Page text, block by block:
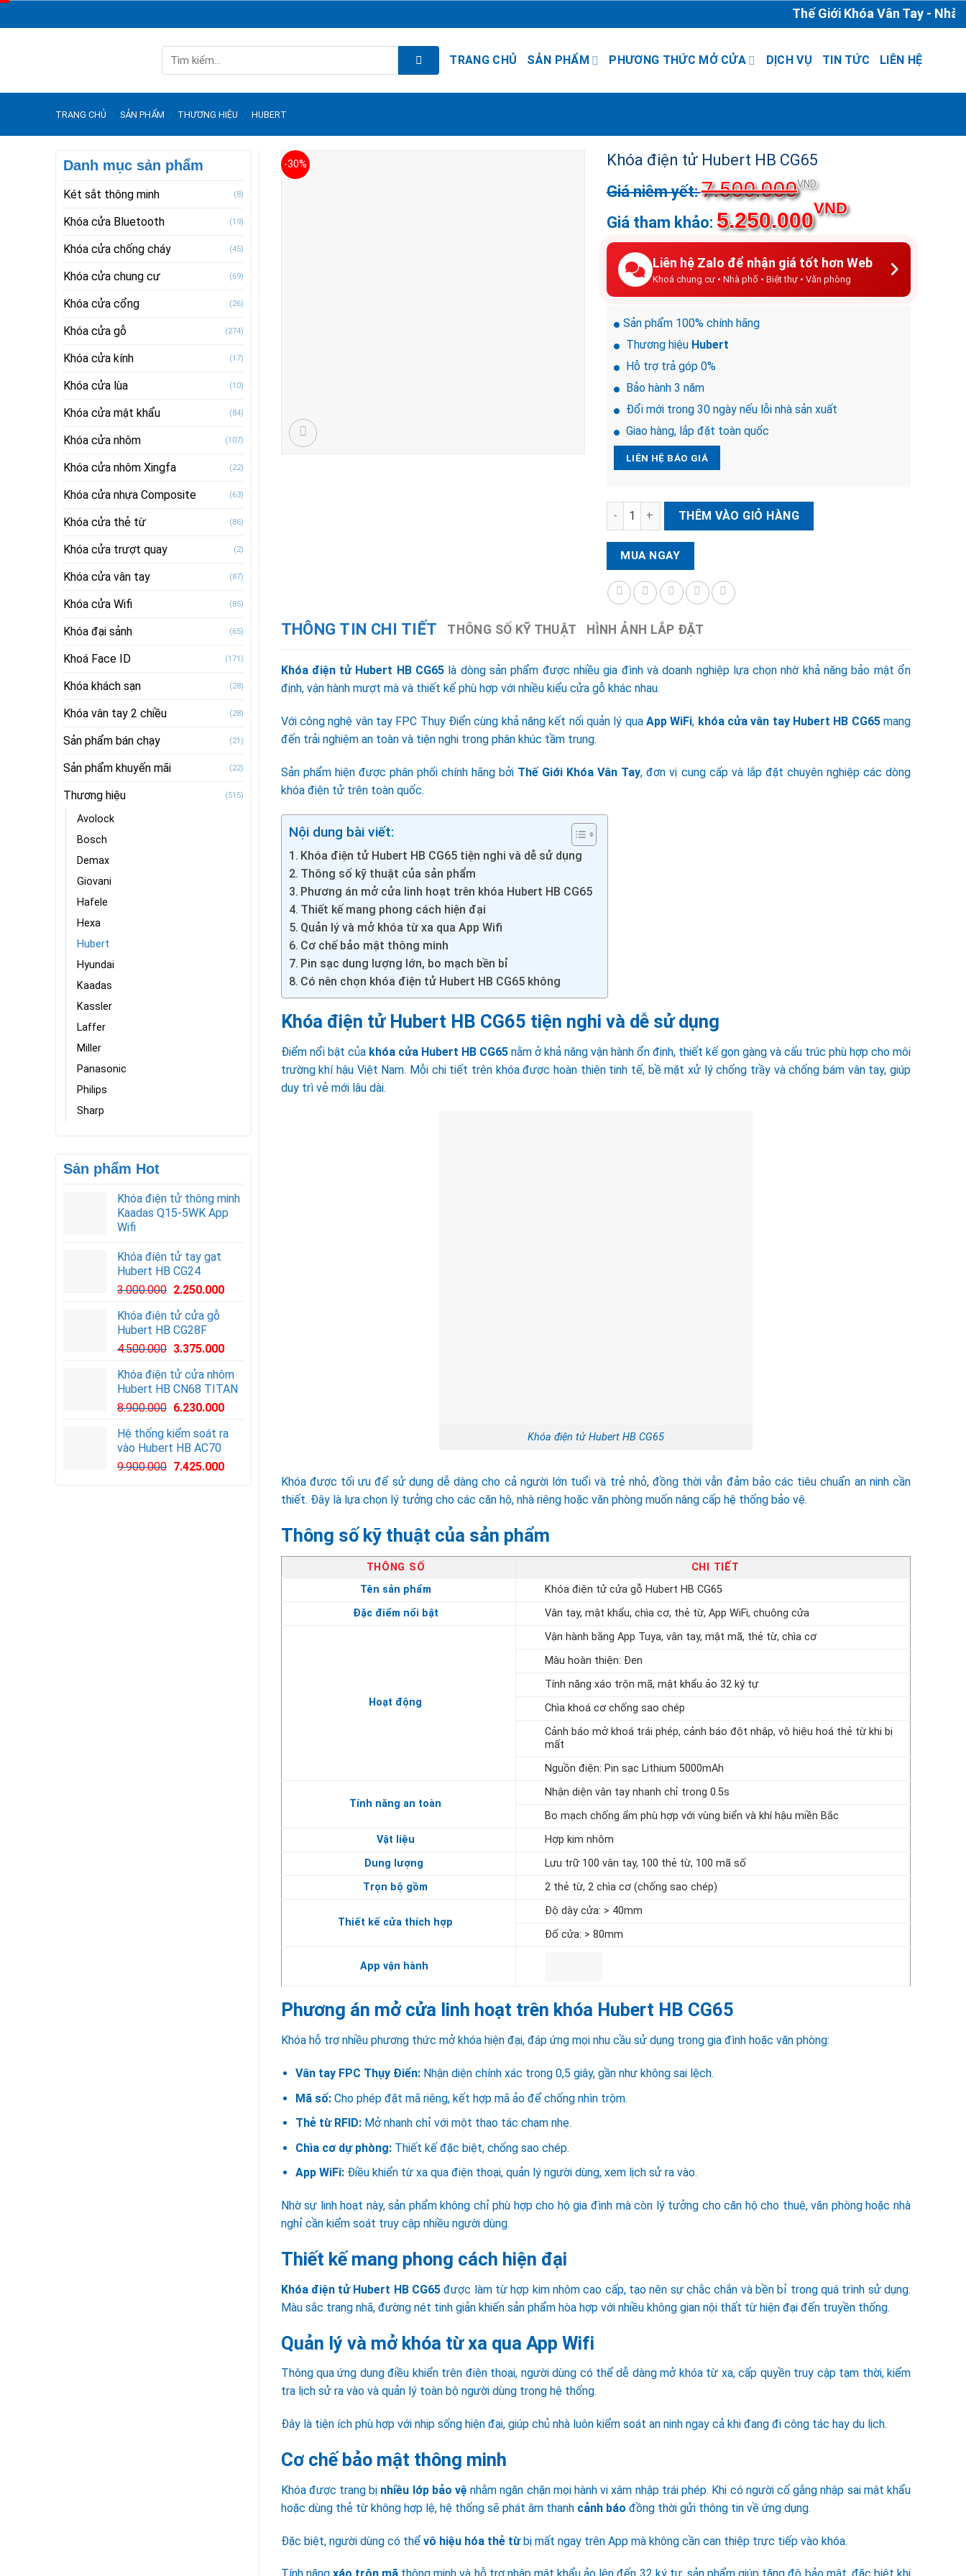
to
Thế Giới Khóa Vân Tay - Nhà
kiếm:
TRANG CHỦ SẢN PHẨM PHƯƠNG THỨC MỞ CỬA DỊCH VỤ TIN TỨC LIÊN HỆ
TRANG CHỦ / SẢN PHẨM / THƯƠNG HIỆU / HUBERT
Danh mục sản phẩm
Két sắt thông minh (8)
Khóa cửa Bluetooth (19)
Khóa cửa chống cháy (45)
Khóa cửa chung cư (69)
Khóa cửa cổng (26)
Khóa cửa gỗ (274)
Khóa cửa kính (17)
Khóa cửa lùa (10)
Khóa cửa mật khẩu (84)
Khóa cửa nhôm (107)
Khóa cửa nhôm Xingfa (22)
Khóa cửa nhựa Composite (63)
Khóa cửa thẻ từ (86)
Khóa cửa trượt quay (2)
Khóa cửa vân tay (87)
Khóa cửa Wifi (85)
Khóa đại sảnh (65)
Khoá Face ID (171)
Khóa khách sạn (28)
Khóa vân tay 2 chiều (28)
Sản phẩm bán chạy (21)
Sản phẩm khuyến mãi (22)
Thương hiệu (515)
Avolock
Bosch
Demax
Giovani
Hafele
Hexa
Hubert
Hyundai
Kaadas
Kassler
Laffer
Miller
Panasonic
Philips
Sharp
Sản phẩm Hot
Khóa điện tử thông minh
Kaadas Q15-5WK App
Wifi
Khóa điện tử tay gạt
Hubert HB CG24
3.000.000 2.250.000
Khóa điện tử cửa gỗ
Hubert HB CG28F
4.500.000 Giá
là:
4.500.000VND.
3.375.000Giá
tại
là:
3.375.000VND.
Khóa điện tử cửa nhôm
Hubert HB CN68 TITAN
8.900.000 6.230.000
Hệ thống kiểm soát ra
vào Hubert HB AC70
9.900.000 Giá
7.425.000Giá
7.425.000VND.
-30% Khóa điện tử Hubert HB CG65
7.500.000VNDGiá
gốc
là:
7.500.000VND.
5.250.000
VNDGiá
tại
là:
5.250.000VND.
Liên hệ Zalo để nhận giá tốt hơn Web
Khoá chung cư • Nhà phố • Biệt thự • Văn phòng
Sản phẩm 100% chính hãng
Thương hiệu Hubert
Hỗ trợ trả góp 0%
Bảo hành 3 năm
Đổi mới trong 30 ngày nếu lỗi nhà sản xuất
Giao hàng, lắp đặt toàn quốc
LIÊN HỆ BÁO GIÁ
Khóa điện tử Hubert HB CG65 số lượng
THÊM VÀO GIỎ HÀNG
MUA NGAY
THÔNG TIN CHI TIẾT THÔNG SỐ KỸ THUẬT HÌNH ẢNH LẮP ĐẶT
Khóa điện tử Hubert HB CG65 là dòng sản phẩm được nhiều gia đình và doanh nghiệp lựa chọn nhờ khả năng bảo mật ổn
định, vận hành mượt mà và thiết kế phù hợp với nhiều kiểu cửa gỗ khác nhau.
Với công nghệ vân tay FPC Thụy Điển cùng khả năng kết nối quản lý quaApp WiFi, khóa cửa vân tay Hubert HB CG65mang
đến trải nghiệm an toàn và tiện nghi trong phân khúc tầm trung.
Sản phẩm hiện được phân phối chính hãng bởi Thế Giới Khóa Vân Tay, đơn vị cung cấp và lắp đặt chuyên nghiệp các dòng
khóa điện tử trên toàn quốc.
Nội dung bài viết:
Khóa điện tử Hubert HB CG65 tiện nghi và dễ sử dụng
Thông số kỹ thuật của sản phẩm
Phương án mở cửa linh hoạt trên khóa Hubert HB CG65
Thiết kế mang phong cách hiện đại
Quản lý và mở khóa từ xa qua App Wifi
Cơ chế bảo mật thông minh
Pin sạc dung lượng lớn, bo mạch bền bỉ
Có nên chọn khóa điện tử Hubert HB CG65 không
Khóa điện tử Hubert HB CG65 tiện nghi và dễ sử dụng
Điểm nổi bật của khóa cửa Hubert HB CG65nằm ở khả năng vận hành ổn định, thiết kế gọn gàng và cấu trúc phù hợp cho môi
trường khí hậu Việt Nam. Mỗi chi tiết trên khóa được hoàn thiện tinh tế, bề mặt xử lý chống trầy và chống bám vân tay, giúp
duy trì vẻ mới lâu dài.
Khóa điện tử Hubert HB CG65
Khóa được tối ưu để sử dụng dễ dàng cho cả người lớn tuổi và trẻ nhỏ, đồng thời vẫn đảm bảo các tiêu chuẩn an ninh cần
thiết. Đây là lựa chọn lý tưởng cho các căn hộ, nhà riêng hoặc văn phòng muốn nâng cấp hệ thống bảo vệ.
Thông số kỹ thuật của sản phẩm
THÔNG SỐ
CHI TIẾT
Tên sản phẩm
Khóa điện tử cửa gỗ Hubert HB CG65
Đặc điểm nổi bật
Vân tay, mật khẩu, chìa cơ, thẻ từ, App WiFi, chuông cửa
Hoạt động
Vận hành bằng App Tuya, vân tay, mật mã, thẻ từ, chìa cơ
Màu hoàn thiện: Đen
Tính năng xáo trộn mã, mật khẩu ảo 32 ký tự
Chìa khoá cơ chống sao chép
Cảnh báo mở khoá trái phép, cảnh báo đột nhập, vô hiệu hoá thẻ từ khi bị
mất
Nguồn điện: Pin sạc Lithium 5000mAh
Tính năng an toàn
Nhận diện vân tay nhanh chỉ trong 0.5s
Bo mạch chống ẩm phù hợp với vùng biển và khí hậu miền Bắc
Vật liệu
Hợp kim nhôm
Dung lượng
Lưu trữ 100 vân tay, 100 thẻ từ, 100 mã số
Trọn bộ gồm
2 thẻ từ, 2 chìa cơ (chống sao chép)
Thiết kế cửa thích hợp
Độ dày cửa: > 40mm
Đố cửa: > 80mm
App vận hành
Phương án mở cửa linh hoạt trên khóa Hubert HB CG65
Khóa hỗ trợ nhiều phương thức mở khóa hiện đại, đáp ứng mọi nhu cầu sử dụng trong gia đình hoặc văn phòng:
Vân tay FPC Thụy Điển: Nhận diện chính xác trong 0,5 giây, gần như không sai lệch.
Mã số: Cho phép đặt mã riêng, kết hợp mã ảo để chống nhìn trộm.
Thẻ từ RFID: Mở nhanh chỉ với một thao tác chạm nhẹ.
Chìa cơ dự phòng: Thiết kế đặc biệt, chống sao chép.
App WiFi: Điều khiển từ xa qua điện thoại, quản lý người dùng, xem lịch sử ra vào.
Nhờ sự linh hoạt này, sản phẩm không chỉ phù hợp cho hộ gia đình mà còn lý tưởng cho căn hộ cho thuê, văn phòng hoặc nhà
nghỉ cần kiểm soát truy cập nhiều người dùng.
Thiết kế mang phong cách hiện đại
Khóa điện tử Hubert HB CG65 được làm từ hợp kim nhôm cao cấp, tạo nên sự chắc chắn và bền bỉ trong quá trình sử dụng.
Màu sắc trang nhã, đường nét tinh giản khiến sản phẩm hòa hợp với nhiều không gian nội thất từ hiện đại đến truyền thống.
Quản lý và mở khóa từ xa qua App Wifi
Thông qua ứng dụng điều khiển trên điện thoại, người dùng có thể dễ dàng mở khóa từ xa, cấp quyền truy cập tạm thời, kiểm
tra lịch sử ra vào và quản lý toàn bộ người dùng trong hệ thống.
Đây là tiện ích phù hợp với nhịp sống hiện đại, giúp chủ nhà luôn kiểm soát an ninh ngay cả khi đang đi công tác hay du lịch.
Cơ chế bảo mật thông minh
Khóa được trang bị nhiều lớp bảo vệ nhằm ngăn chặn mọi hành vi xâm nhập trái phép. Khi có người cố gắng nhập sai mật khẩu
hoặc dùng thẻ từ không hợp lệ, hệ thống sẽ phát âm thanh cảnh báo đồng thời gửi thông tin về ứng dụng.
Đặc biệt, người dùng có thể vô hiệu hóa thẻ từbị mất ngay trên App mà không cần can thiệp trực tiếp vào khóa.